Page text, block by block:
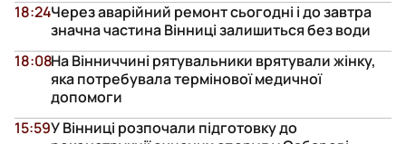
Через аварійний ремонт сьогодні і до завтра
значна частина Вінниці залишиться без води
18:24
На Вінниччині рятувальники врятували жінку,
яка потребувала термінової медичної
допомоги
18:08
У Вінниці розпочали підготовку до
15:59